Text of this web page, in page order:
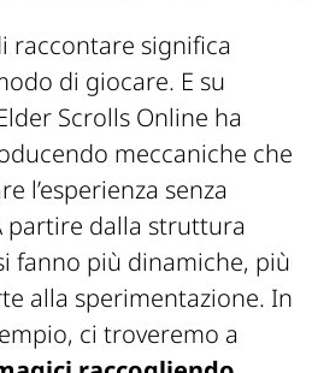
raccontare significa
di giocare. E su
Scrolls Online ha
meccaniche che
l’esperienza senza
partire dalla struttura
fanno più dinamiche, più
alla sperimentazione. In
ci troveremo a